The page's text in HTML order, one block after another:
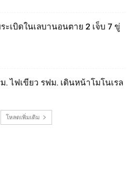
ะเบิดในเลบานอนตาย 2 เจ็บ 7 ขู่
. ไฟเขียว รฟม. เดินหน้าโมโนเรล
โหลดเพิ่มเติม